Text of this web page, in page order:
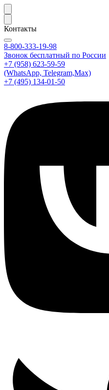
Контакты
8-800-333-19-98
Звонок бесплатный по России
+7 (958) 623-59-59
(WhatsApp, Telegram,Max)
+7 (495) 134-01-50